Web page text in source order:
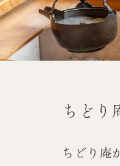
ちどり
ちどり庵